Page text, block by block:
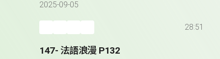
2025-09-05
28:51
147- 法語浪漫 P132